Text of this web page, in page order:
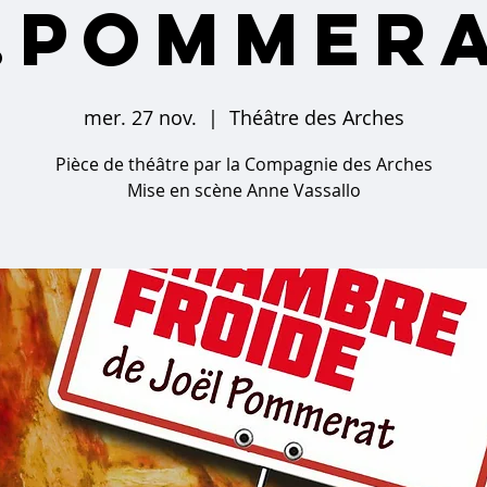
mer. 27 nov.
  |
Théâtre des Arches
Pièce de théâtre par la Compagnie des Arches
Mise en scène Anne Vassallo